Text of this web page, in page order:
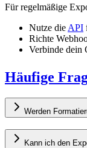
Für regelmäßige
Nutze die API
Richte
Verbinde dein
Häufige
Werden
Kann ich den